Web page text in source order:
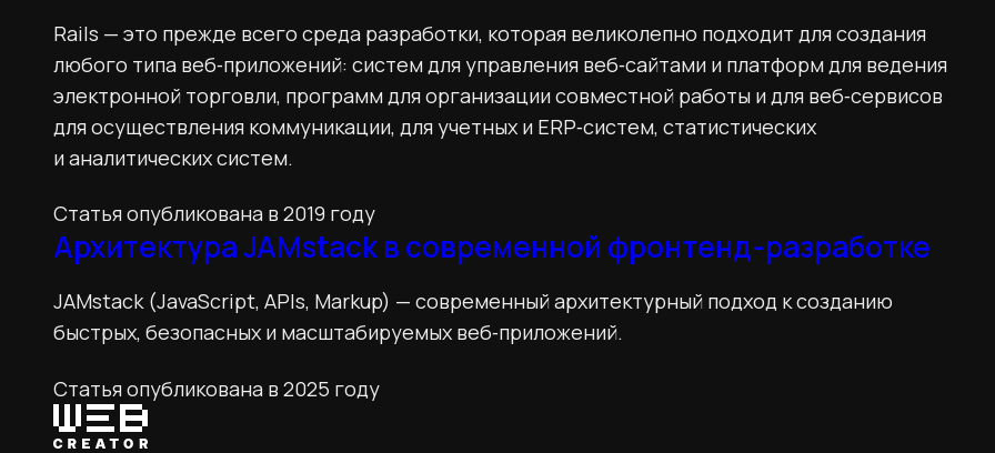
Rails — это прежде всего среда разработки, которая великолепно подходит для создания
любого типа веб‑приложений: систем для управления веб‑сайтами и платформ для ведения
электронной торговли, программ для организации совместной работы и для веб‑сервисов
для осуществления коммуникации, для учетных и ERP‑систем, статистических
и аналитических систем.
Статья опубликована в 2019 году
Архитектура JAMstack в современной фронтенд-разработке
JAMstack (JavaScript, APIs, Markup) — современный архитектурный подход к созданию
быстрых, безопасных и масштабируемых веб‑приложений.
Статья опубликована в 2025 году